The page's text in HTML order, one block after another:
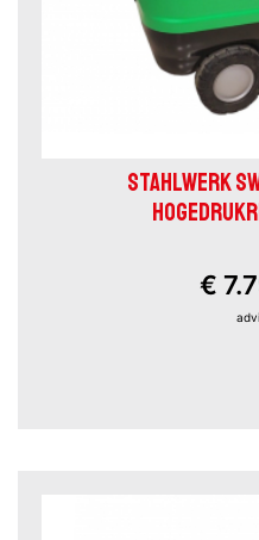
STAHLWERK
€